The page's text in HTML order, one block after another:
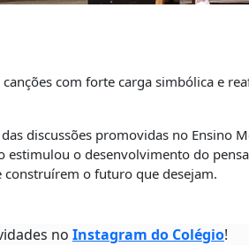
com forte carga simbólica e
discussões promovidas no Ensino
estimulou o desenvolvimento do
o futuro que desejam.
no Instagram do Colégio!